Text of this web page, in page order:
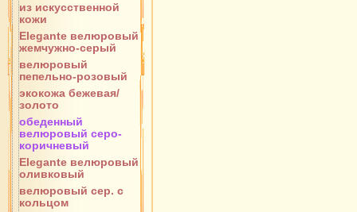
из искусственной
кожи
Elegante велюровый
жемчужно-серый
велюровый
пепельно-розовый
экокожа бежевая/
золото
обеденный
велюровый серо-
коричневый
Elegante велюровый
оливковый
велюровый сер. с
кольцом